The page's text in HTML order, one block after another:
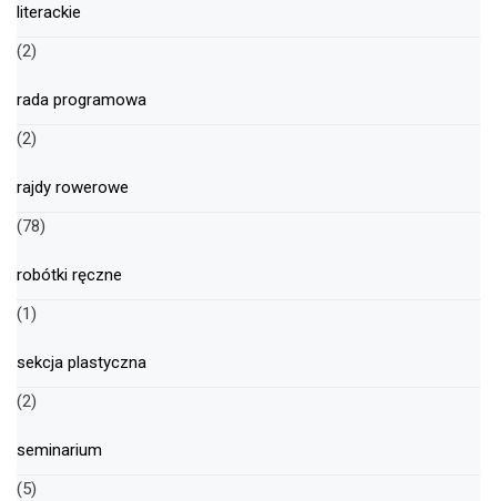
literackie
(2)
rada programowa
(2)
rajdy rowerowe
(78)
robótki ręczne
(1)
sekcja plastyczna
(2)
seminarium
(5)